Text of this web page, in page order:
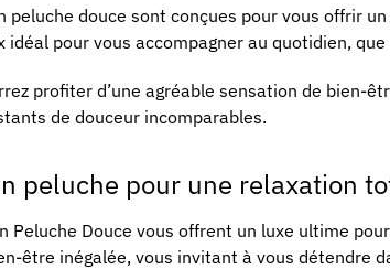
peluche douce sont conçues pour vous offrir
pour vous accompagner au quotidien,
profiter d’une agréable sensation de bien-
de douceur incomparables.
peluche pour une relaxation
Peluche Douce vous offrent un luxe ultime
être inégalée, vous invitant à vous détendre